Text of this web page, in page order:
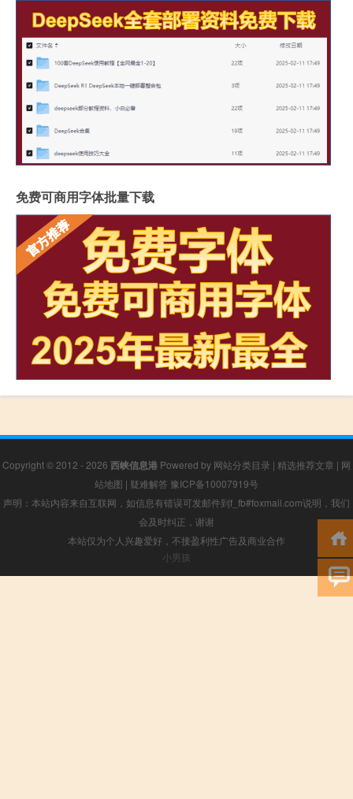
免费可商用字体批量下载
Copyright © 2012 - 2026 西峡信息港 Powered by 网站分类目录 | 精选推荐文章 | 网
站地图 | 疑难解答 豫ICP备10007919号
声明：本站内容来自互联网，如信息有错误可发邮件到f_fb#foxmail.com说明，我们
会及时纠正，谢谢
本站仅为个人兴趣爱好，不接盈利性广告及商业合作
小男孩